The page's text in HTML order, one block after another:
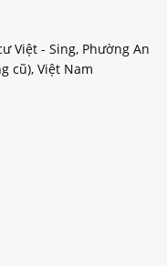
Việt - Sing, Phường An
cũ), Việt Nam